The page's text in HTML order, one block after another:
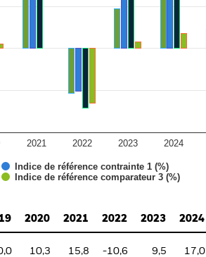
Indice de référence contrainte 1 (%)
Indice de référence comparateur 3 (%)
2021 2022 2023 2024
2020 2021 2022 2023 2024
10,3 15,8 -10,6 9,5 17,0